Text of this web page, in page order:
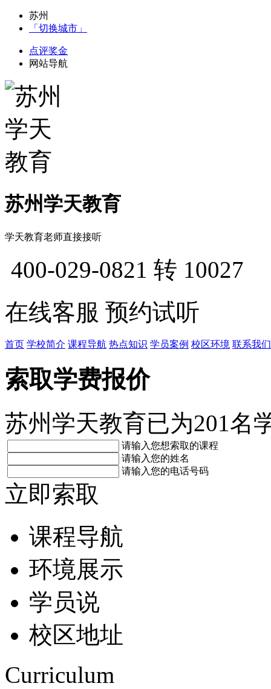
苏州
「切换城市」
点评奖金
网站导航
苏州学天教育
学天教育老师直接接听
400-029-0821 转 10027
在线客服 预约试听
首页 学校简介 课程导航 热点知识 学员案例 校区环境 联系我们
索取学费报价
苏州学天教育已为201名
请输入您想索取的课程
请输入您的姓名
请输入您的电话号码
立即索取
课程导航
环境展示
学员说
校区地址
Curriculum